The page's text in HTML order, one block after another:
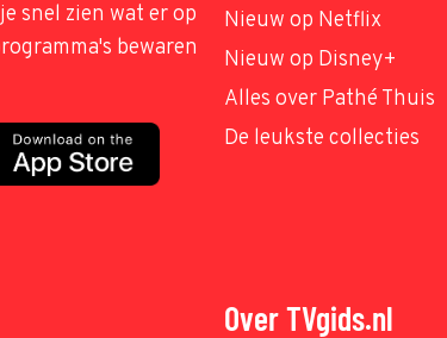
snel zien wat er op
bewaren
Nieuw op Netflix
Nieuw op Disney+
Alles over Pathé Thuis
De leukste collecties
Over TVgids.nl